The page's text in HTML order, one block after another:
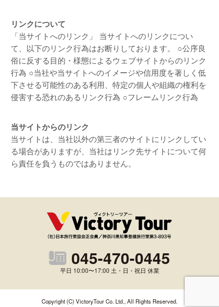
リンクについて
「当サイトへのリンク」
当サイトへのリンクについ
て、以下のリンク行為はお断りしております。
○公序良
俗に反する目的・様態によるウェブサイトからのリンク
行為 ○当社や当サイトへのイメージや信用度を著しく低
下させる可能性のある利用、特定の個人や組織の権利を
侵害する恐れのあるリンク行為 ○フレームリンク行為
当サイトからのリンク
当サイトは、当社以外の第三者のサイトにリンクしてい
る場合がありますが、当社はリンク先サイトについて何
ら責任を負うものではありません。
045-470-0445
平日 10:00〜17:00 土・日・祝日 休業
Copyright (C) VictoryTour Co. Ltd., All Rights Reserved.